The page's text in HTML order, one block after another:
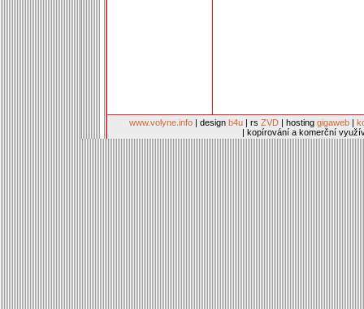
www.volyne.info | design b4u | rs ZVD | hosting gigaweb |
| kopírování a komerční